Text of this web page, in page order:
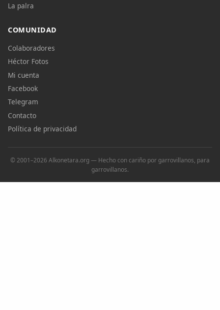
La palra
COMUNIDAD
Colaboradores
Héctor Fotos
Mi cuenta
Facebook
Telegram
Contacto
Política de privacidad
© 2001–2026 Alkonetara.org — Hecho con cariño por garrovillanos, para
garrovillanos.